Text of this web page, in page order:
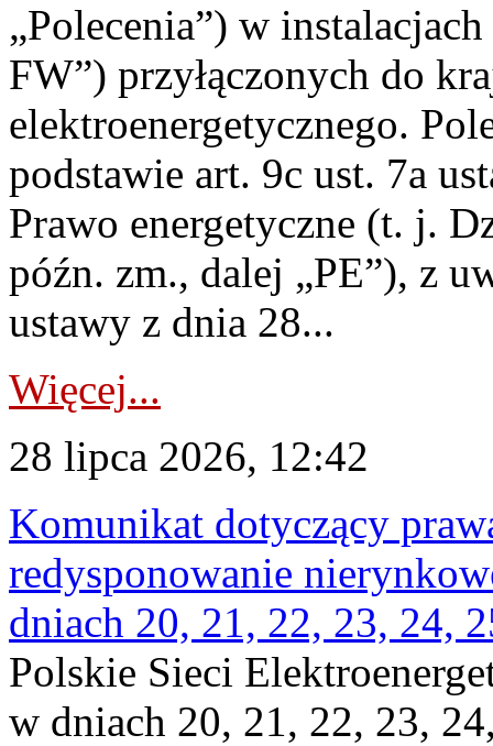
„Polecenia”) w
FW”) przyłączonych do
elektroenergetycznego.
podstawie art. 9c ust. 7a
Prawo energetyczne (t. j.
późn. zm., dalej „PE”), z
ustawy z dnia 28...
Więcej...
28 lipca 2026, 12:42
Komunikat dotyczący
redysponowanie
dniach 20, 21, 22, 23, 24,
Polskie Sieci
w dniach 20, 21, 22, 23,